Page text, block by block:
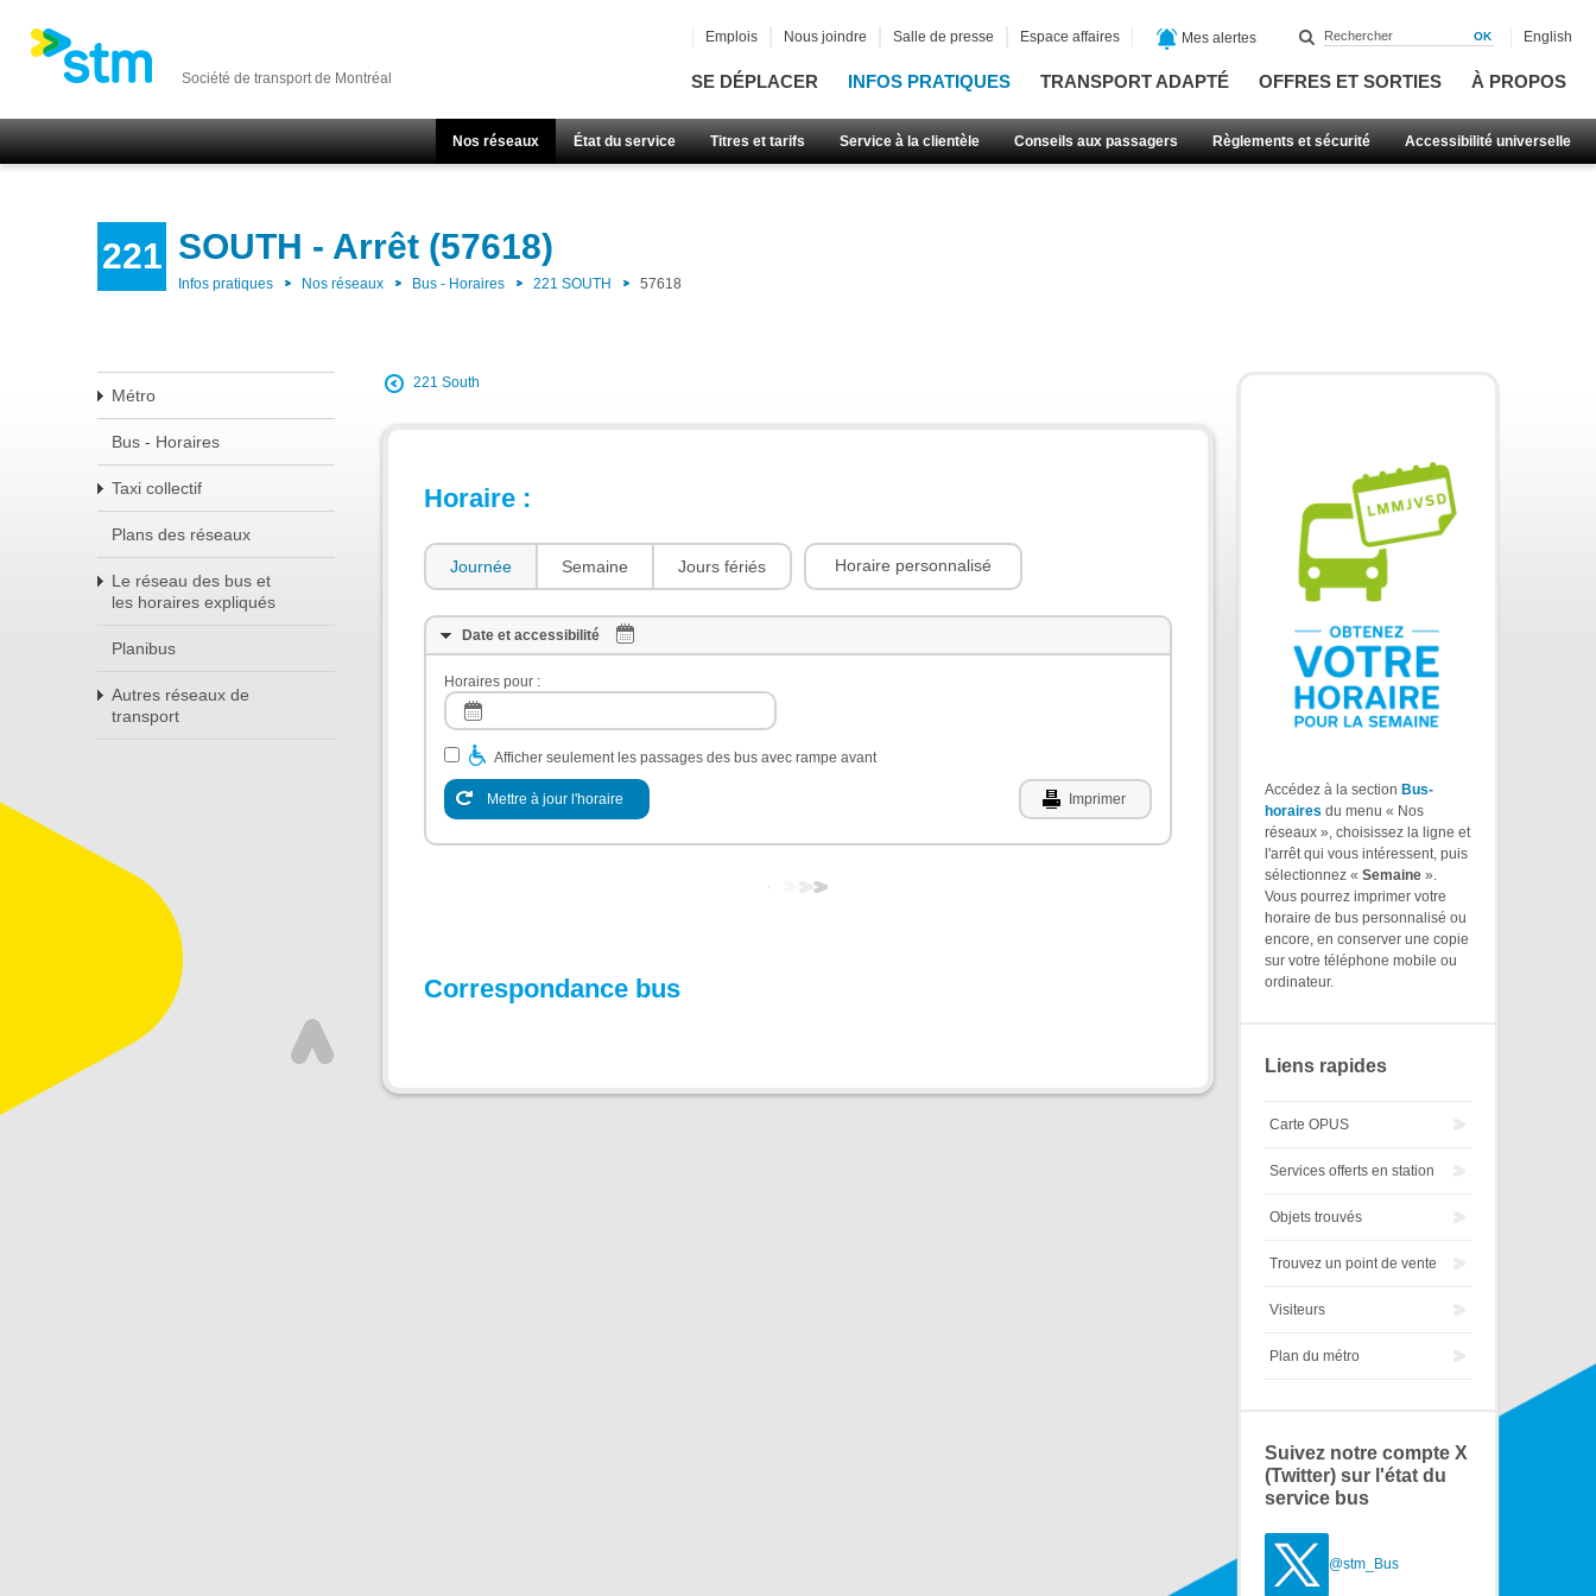
Société de transport de Montréal SE DÉPLACER INFOS PRATIQUES TRANSPORT ADAPTÉ OFFRES ET SORTIES À PROPOS
Nos réseaux État du service Titres et tarifs Service à la clientèle Conseils aux passagers Règlements et sécurité Accessibilité universelle
Emplois Nous joindre Salle de presse Espace affaires Mes alertes English
221 SOUTH - Arrêt (57618)
Infos pratiques Nos réseaux Bus - Horaires 221 SOUTH 57618
Métro
Bus - Horaires
Taxi collectif
Plans des réseaux
Le réseau des bus et
les horaires expliqués
Planibus
Autres réseaux de
transport
221 South
Horaire :
Journée Semaine Jours fériés Horaire personnalisé
Date et accessibilité
Horaires pour :
Afficher seulement les passages des bus avec rampe avant
Mettre à jour l'horaire Imprimer
Correspondance bus
Accédez à la section Bus-
horaires du menu « Nos
réseaux », choisissez la ligne et
l'arrêt qui vous intéressent, puis
sélectionnez « Semaine ».
Vous pourrez imprimer votre
horaire de bus personnalisé ou
encore, en conserver une copie
sur votre téléphone mobile ou
ordinateur.
Liens rapides
Carte OPUS
Services offerts en station
Objets trouvés
Trouvez un point de vente
Visiteurs
Plan du métro
Suivez notre compte X
(Twitter) sur l'état du
service bus
@stm_Bus